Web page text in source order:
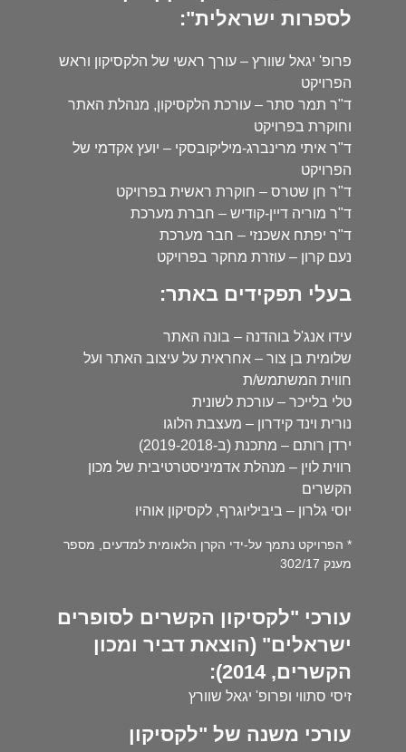
לספרות ישראלית":
פרופ' יגאל שוורץ – עורך ראשי של הלקסיקון וראש
הפרויקט
ד"ר תמר סתר – עורכת הלקסיקון, מנהלת האתר
וחוקרת בפרויקט
ד"ר איתי מרינברג-מיליקובסקי – יועץ אקדמי של
הפרויקט
ד"ר חן שטרס – חוקרת ראשית בפרויקט
ד"ר מוריה דיין-קודיש – חברת מערכת
ד"ר יפתח אשכנזי – חבר מערכת
נעם קרון – עוזרת מחקר בפרויקט
בעלי תפקידים באתר:
עידו אנג'ל בוהדנה – בונה האתר
שלומית בן צור – אחראית על עיצוב האתר ועל
חווית המשתמש/ת
טלי בלייכר – עורכת לשונית
נורית וינד קידרון – מעצבת הלוגו
ירדן רותם – מתכנת (ב-2019-2018)
רווית לוין – מנהלת אדמיניסטרטיבית של מכון
הקשרים
יוסי גלרון – ביביליוגרף, לקסיקון אוהיו
* הפרויקט נתמך על-ידי הקרן הלאומית למדעים, מספר
מענק 302/17
עורכי "לקסיקון הקשרים לסופרים
ישראלים" (הוצאת דביר ומכון
הקשרים, 2014):
זיסי סתווי ופרופ' יגאל שוורץ
עורכי משנה של "לקסיקון